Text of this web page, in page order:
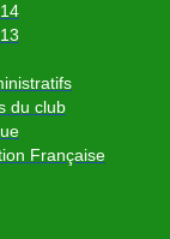
du club
Française